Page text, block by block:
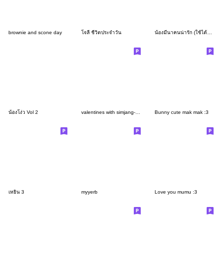
brownie and scone day โจลี่ ชีวิตประจำวัน น้องมีนาคนน่ารัก (ใช้ได้ทุกวัน)
น้องโง่ว Vol 2 Bunny cute mak mak :3
เหยิน 3 myyerb Love you mumu :3